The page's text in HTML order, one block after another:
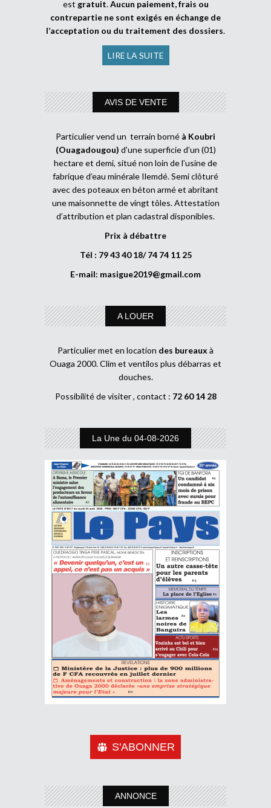
est gratuit.Aucun paiement, frais ou
contrepartie ne sont exigés en échange de
l’acceptation ou du traitement des dossiers.
LIRE LA SUITE
AVIS DE VENTE
Particulier vend un terrain borné à Koubri
(Ouagadougou) d’une superficie d’un (01)
hectare et demi, situé non loin de l’usine de
fabrique d’eau minérale Ilemdé. Semi clôturé
avec des poteaux en béton armé et abritant
une maisonnette de vingt tôles. Attestation
d’attribution et plan cadastral disponibles.
Prix à débattre
Tél : 79 43 40 18/ 74 74 11 25
E-mail: masigue2019@gmail.com
A LOUER
Particulier met en location des bureaux à
Ouaga 2000. Clim et ventilos plus débarras et
douches.
Possibilité de visiter , contact : 72 60 14 28
La Une du 04-08-2026
S'ABONNER
ANNONCE